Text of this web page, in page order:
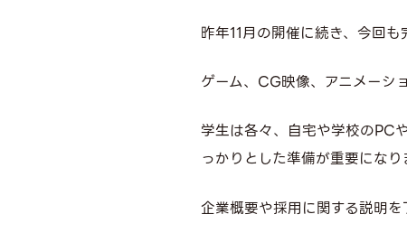
昨年11月の開催に続き、今回も
ゲーム、CG映像、アニメーシ
学生は各々、自宅や学校のPC
っかりとした準備が重要になり
企業概要や採用に関する説明